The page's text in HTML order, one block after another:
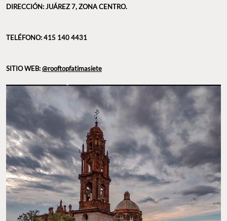
torres de la parroquia de San Miguel Arcángel.
TELÉFONO: 415 140 4431